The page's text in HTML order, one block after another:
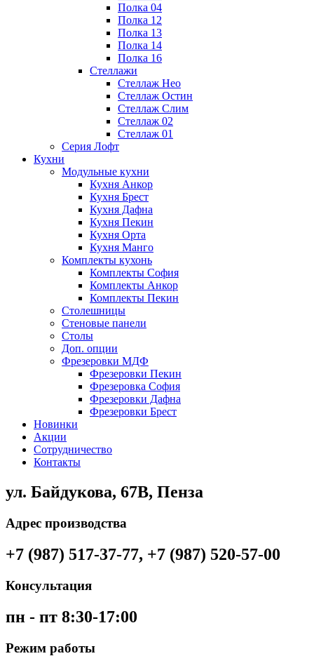
Полка 04
Полка 12
Полка 13
Полка 14
Полка 16
Стеллажи
Стеллаж Нео
Стеллаж Остин
Стеллаж Слим
Стеллаж 02
Стеллаж 01
Серия Лофт
Кухни
Модульные кухни
Кухня Анкор
Кухня Брест
Кухня Дафна
Кухня Пекин
Кухня Орта
Кухня Манго
Комплекты кухонь
Комплекты София
Комплекты Анкор
Комплекты Пекин
Столешницы
Стеновые панели
Столы
Доп. опции
Фрезеровки МДФ
Фрезеровки Пекин
Фрезеровка София
Фрезеровки Дафна
Фрезеровки Брест
Новинки
Акции
Сотрудничество
Контакты
ул. Байдукова, 67В, Пенза
Адрес производства
+7 (987) 517-37-77, +7 (987) 520-57-00
Консультация
пн - пт 8:30-17:00
Режим работы